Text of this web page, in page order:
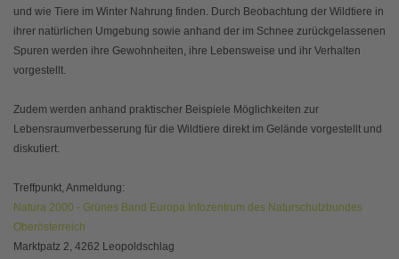
und wie Tiere im Winter Nahrung finden. Durch Beobachtung der Wildtiere in
ihrer natürlichen Umgebung sowie anhand der im Schnee zurückgelassenen
Spuren werden ihre Gewohnheiten, ihre Lebensweise und ihr Verhalten
vorgestellt.
Zudem werden anhand praktischer Beispiele Möglichkeiten zur
Lebensraumverbesserung für die Wildtiere direkt im Gelände vorgestellt und
diskutiert.
Treffpunkt, Anmeldung:
Natura 2000 - Grünes Band Europa Infozentrum des Naturschutzbundes
Oberösterreich
Marktpatz 2, 4262 Leopoldschlag